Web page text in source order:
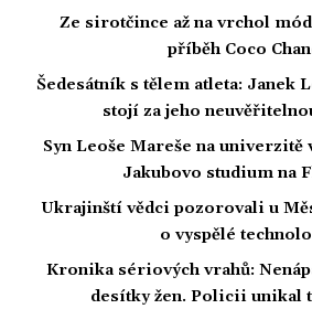
Ze sirotčince až na vrchol
příběh Coco
Šedesátník s tělem atleta: Janek
stojí za jeho
Syn Leoše Mareše na
Jakubovo studium na
Ukrajinští vědci pozorovali u
o vyspělé
Kronika sériových vrahů:
desítky žen. Policii unikal